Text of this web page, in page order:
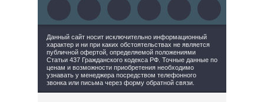
Данный сайт носит исключительно информационный
характер и ни при каких обстоятельствах не является
публичной офертой, определяемой положениями
Статьи 437 Гражданского кодекса РФ. Точные данные по
ценам и возможности приобретения необходимо
узнавать у менеджера посредством телефонного
звонка или письма через форму обратной связи.